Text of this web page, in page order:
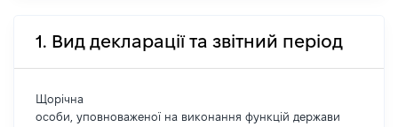
1. Вид декларації та звітний період
Щорічна
особи, уповноваженої на виконання функцій держави